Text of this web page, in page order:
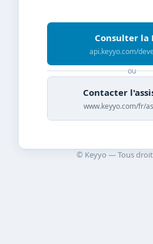
Consulter la
api.keyyo.com/
ou
Contacter
www.keyyo.com/fr/
© Keyyo — Tous